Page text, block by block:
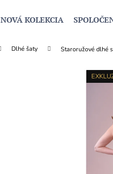
NOVÁ KOLEKCIA
Dlhé šaty Staroružové dlhé
Čo